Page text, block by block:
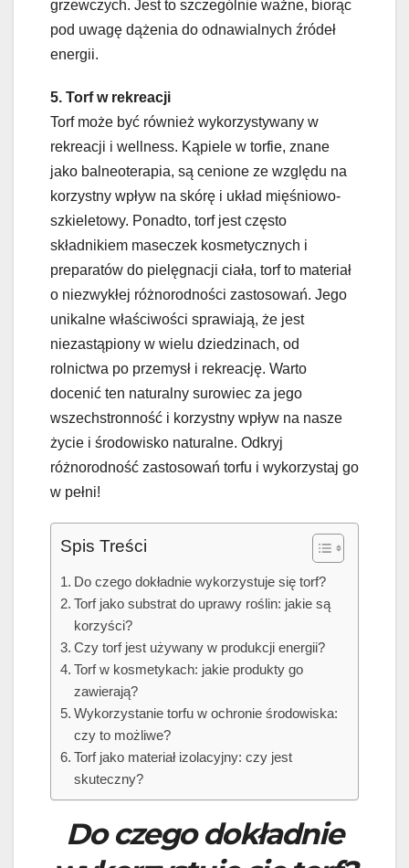
grzewczych. Jest to szczególnie ważne, biorąc
pod uwagę dążenia do odnawialnych źródeł
energii.
5. Torf w rekreacji
Torf może być również wykorzystywany w
rekreacji i wellness. Kąpiele w torfie, znane
jako balneoterapia, są cenione ze względu na
korzystny wpływ na skórę i układ mięśniowo-
szkieletowy. Ponadto, torf jest często
składnikiem maseczek kosmetycznych i
preparatów do pielęgnacji ciała, torf to materiał
o niezwykłej różnorodności zastosowań. Jego
unikalne właściwości sprawiają, że jest
niezastąpiony w wielu dziedzinach, od
rolnictwa po przemysł i rekreację. Warto
docenić ten naturalny surowiec za jego
wszechstronność i korzystny wpływ na nasze
życie i środowisko naturalne. Odkryj
różnorodność zastosowań torfu i wykorzystaj go
w pełni!
Spis Treści
Do czego dokładnie wykorzystuje się torf?
Torf jako substrat do uprawy roślin: jakie są
korzyści?
Czy torf jest używany w produkcji energii?
Torf w kosmetykach: jakie produkty go
zawierają?
Wykorzystanie torfu w ochronie środowiska:
czy to możliwe?
Torf jako materiał izolacyjny: czy jest
skuteczny?
Do czego dokładnie